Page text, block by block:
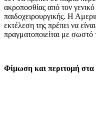
ακροποσθίας από τον
παιδοχειρουργικής. Η
εκτέλεση της πρέπει να
πραγματοποιείται με
Φίμωση και περιτομή